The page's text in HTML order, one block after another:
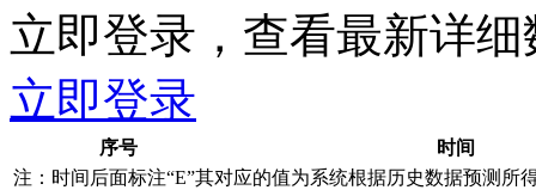
立即登录，查看最新详细
立即登录
序号
时间
注：时间后面标注“E”其对应的值为系统根据历史数据预测所